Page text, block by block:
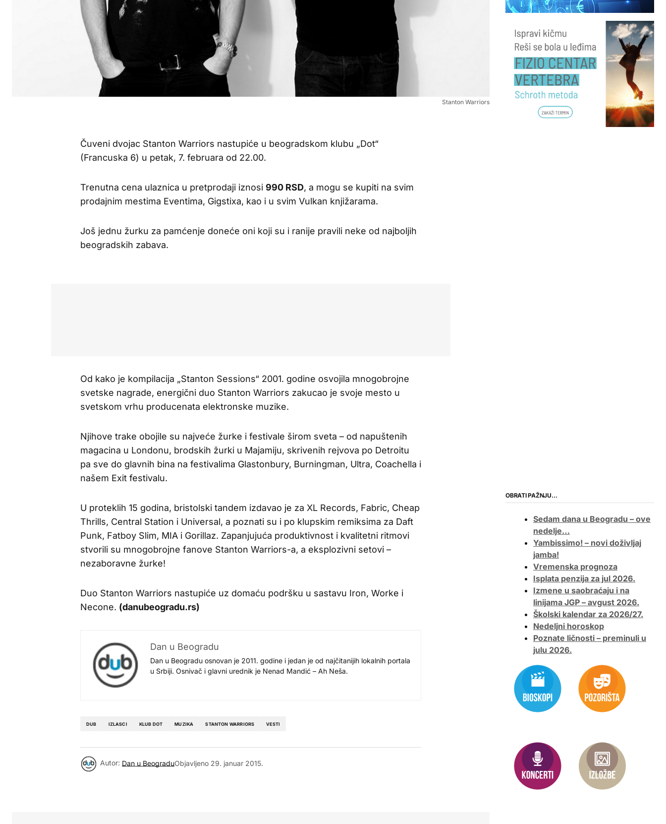
Stanton Warriors
Čuveni dvojac Stanton Warriors nastupiće u beogradskom klubu „Dot“
(Francuska 6) u petak, 7. februara od 22.00.
Trenutna cena ulaznica u pretprodaji iznosi 990 RSD, a mogu se kupiti na svim
prodajnim mestima Eventima, Gigstixa, kao i u svim Vulkan knjižarama.
Još jednu žurku za pamćenje doneće oni koji su i ranije pravili neke od najboljih
beogradskih zabava.
Od kako je kompilacija „Stanton Sessions“ 2001. godine osvojila mnogobrojne
svetske nagrade, energični duo Stanton Warriors zakucao je svoje mesto u
svetskom vrhu producenata elektronske muzike.
Njihove trake obojile su najveće žurke i festivale širom sveta – od napuštenih
magacina u Londonu, brodskih žurki u Majamiju, skrivenih rejvova po Detroitu
pa sve do glavnih bina na festivalima Glastonbury, Burningman, Ultra, Coachella i
našem Exit festivalu.
U proteklih 15 godina, bristolski tandem izdavao je za XL Records, Fabric, Cheap
Thrills, Central Station i Universal, a poznati su i po klupskim remiksima za Daft
Punk, Fatboy Slim, MIA i Gorillaz. Zapanjujuća produktivnost i kvalitetni ritmovi
stvorili su mnogobrojne fanove Stanton Warriors-a, a eksplozivni setovi –
nezaboravne žurke!
Duo Stanton Warriors nastupiće uz domaću podršku u sastavu Iron, Worke i
Necone. (danubeogradu.rs)
Dan u Beogradu
Dan u Beogradu osnovan je 2011. godine i jedan je od najčitanijih lokalnih portala
u Srbiji. Osnivač i glavni urednik je Nenad Mandić – Ah Neša.
DUB IZLASCI KLUB DOT MUZIKA STANTON WARRIORS VESTI
Autor: Dan u BeograduObjavljeno 29. januar 2015.
OBRATI PAŽNJU…
Sedam dana u Beogradu – ove
nedelje…
Yambissimo! – novi doživljaj
jamba!
Vremenska prognoza
Isplata penzija za jul 2026.
Izmene u saobraćaju i na
linijama JGP – avgust 2026.
Školski kalendar za 2026/27.
Nedeljni horoskop
Poznate ličnosti – preminuli u
julu 2026.